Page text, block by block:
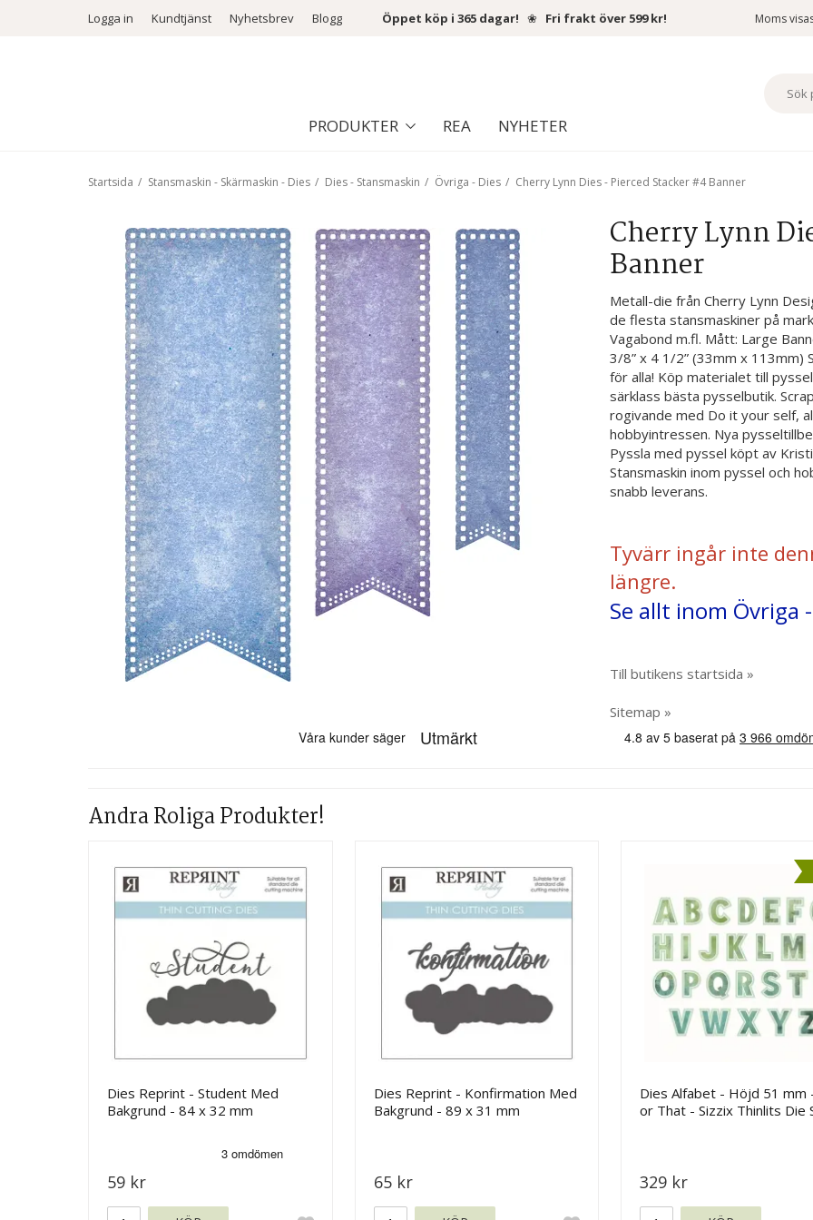
Logga in Kundtjänst Nyhetsbrev Blogg Öppet köp i 365 dagar! ❀ Fri frakt över 599 kr! Moms
PRODUKTER REA NYHETER
Startsida / Stansmaskin - Skärmaskin - Dies / Dies - Stansmaskin / Övriga - Dies / Cherry Lynn Dies - Pierced Stacker #4 Banner
Cherry Lynn
Banner
Metall-die från Cherry Lynn
de flesta stansmaskiner på
Vagabond m.fl. Mått: Large
3/8” x 4 1/2” (33mm x 113mm)
för alla! Köp materialet till
särklass bästa pysselbutik.
rogivande med Do it your self,
hobbyintressen. Nya
Pyssla med pyssel köpt av
Stansmaskin inom pyssel och
snabb leverans.
Tyvärr ingår inte
längre.
Se allt inom Övriga
Till butikens startsida »
Sitemap »
Andra Roliga Produkter!
Dies Reprint - Student Med
Bakgrund - 84 x 32 mm
59 kr
Dies Reprint - Konfirmation Med
Bakgrund - 89 x 31 mm
65 kr
Dies Alfabet - Höjd 51 mm
or That - Sizzix Thinlits Die
329 kr